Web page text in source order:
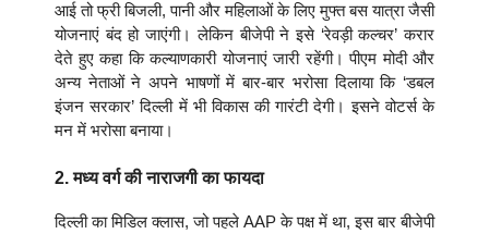
आई तो फ्री बिजली, पानी और महिलाओं के लिए मुफ्त बस यात्रा जैसी
योजनाएं बंद हो जाएंगी। लेकिन बीजेपी ने इसे ‘रेवड़ी कल्चर’ करार
देते हुए कहा कि कल्याणकारी योजनाएं जारी रहेंगी। पीएम मोदी और
अन्य नेताओं ने अपने भाषणों में बार-बार भरोसा दिलाया कि ‘डबल
इंजन सरकार’ दिल्ली में भी विकास की गारंटी देगी। इसने वोटर्स के
मन में भरोसा बनाया।
2. मध्य वर्ग की नाराजगी का फायदा
दिल्ली का मिडिल क्लास, जो पहले AAP के पक्ष में था, इस बार बीजेपी